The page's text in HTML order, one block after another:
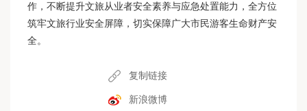
作，不断提升文旅从业者安全素养与应急处置能力，全方位
筑牢文旅行业安全屏障，切实保障广大市民游客生命财产安
全。
复制链接
新浪微博